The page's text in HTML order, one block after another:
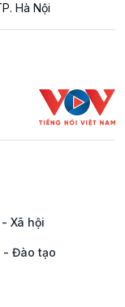
Hà Nội
Xã hội
- Đào tạo